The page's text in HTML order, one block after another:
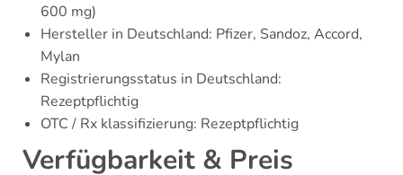
600 mg)
Hersteller in Deutschland: Pfizer, Sandoz, Accord,
Mylan
Registrierungsstatus in Deutschland:
Rezeptpflichtig
OTC / Rx klassifizierung: Rezeptpflichtig
Verfügbarkeit & Preis